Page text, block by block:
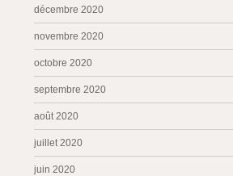
décembre 2020
novembre 2020
octobre 2020
septembre 2020
août 2020
juillet 2020
juin 2020